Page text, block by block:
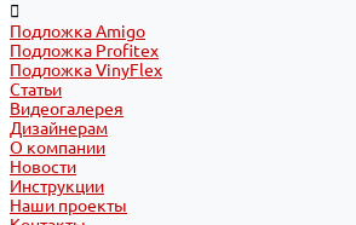
Подложка Amigo
Подложка Profitex
Подложка VinyFlex
Статьи
Видеогалерея
Дизайнерам
О компании
Новости
Инструкции
Наши проекты